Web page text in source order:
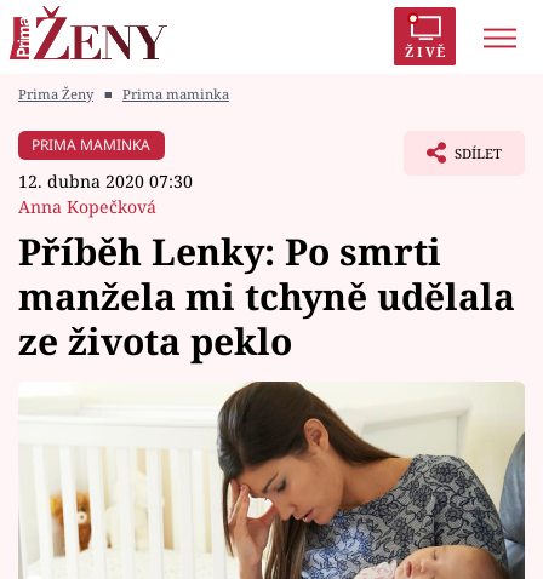
ŽIVĚ
Módní alarm
Zrádci
Témata
Celebrity
Seriály
Horoskopy
Prima Ženy ■ Prima maminka
PRIMA MAMINKA
12. dubna 2020 07:30
Anna Kopečková
SDÍLET
Příběh Lenky: Po smrti
manžela mi tchyně udělala
ze života peklo